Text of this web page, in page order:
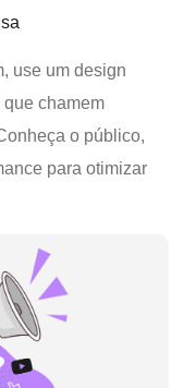
use um design
chamem
o público,
para otimizar